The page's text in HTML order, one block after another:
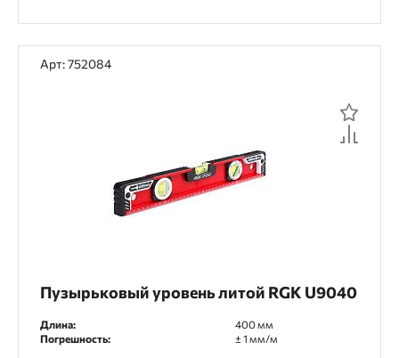
Арт: 752084
Пузырьковый уровень литой RGK U9040
Длина:
400 мм
Погрешность:
± 1 мм/м